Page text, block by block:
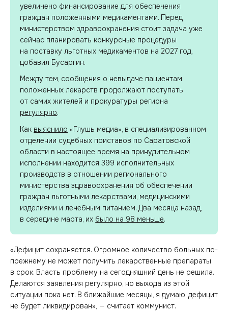
увеличено финансирование для обеспечения
граждан положенными медикаментами. Перед
министерством здравоохранения стоит задача уже
сейчас планировать конкурсные процедуры
на поставку льготных медикаментов на 2027 год,
добавил Бусаргин.
Между тем, сообщения о невыдаче пациентам
положенных лекарств продолжают поступать
от самих жителей и прокуратуры региона
регулярно.
Как выяснило «Глушь медиа», в специализированном
отделении судебных приставов по Саратовской
области в настоящее время на принудительном
исполнении находится 399 исполнительных
производств в отношении регионального
министерства здравоохранения об обеспечении
граждан льготными лекарствами, медицинскими
изделиями и лечебным питанием. Два месяца назад,
в середине марта, их было на 98 меньше.
«Дефицит сохраняется. Огромное количество больных по-
прежнему не может получить лекарственные препараты
в срок. Власть проблему на сегодняшний день не решила.
Делаются заявления регулярно, но выхода из этой
ситуации пока нет. В ближайшие месяцы, я думаю, дефицит
не будет ликвидирован», — считает коммунист.